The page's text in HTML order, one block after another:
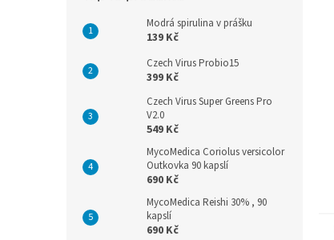
Modrá spirulina v prášku
139 Kč
Czech Virus Probio15
399 Kč
Czech Virus Super Greens Pro
V2.0
549 Kč
MycoMedica Coriolus versicolor
Outkovka 90 kapslí
690 Kč
MycoMedica Reishi 30% , 90
kapslí
690 Kč